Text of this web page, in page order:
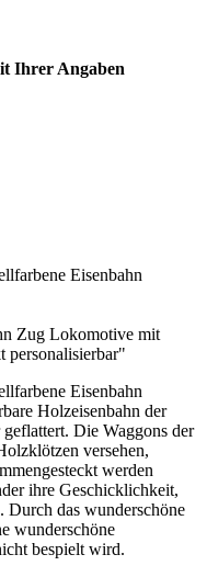
Ihrer Angaben
Eisenbahn
Zug Lokomotive mit
personalisierbar"
Eisenbahn
Holzeisenbahn der
Die Waggons der
versehen,
werden
ihre Geschicklichkeit,
Durch das wunderschöne
wunderschöne
bespielt wird.